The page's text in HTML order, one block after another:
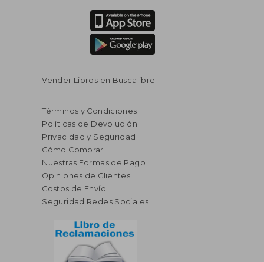
Vender Libros en Buscalibre
Términos y Condiciones
Políticas de Devolución
Privacidad y Seguridad
Cómo Comprar
Nuestras Formas de Pago
Opiniones de Clientes
Costos de Envío
Seguridad Redes Sociales